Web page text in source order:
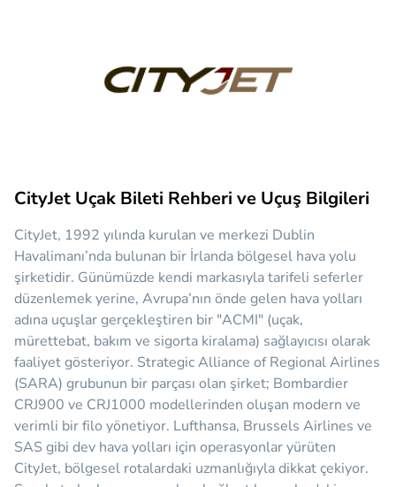
CityJet Uçak Bileti Rehberi ve Uçuş Bilgileri
CityJet, 1992 yılında kurulan ve merkezi Dublin
Havalimanı’nda bulunan bir İrlanda bölgesel hava yolu
şirketidir. Günümüzde kendi markasıyla tarifeli seferler
düzenlemek yerine, Avrupa’nın önde gelen hava yolları
adına uçuşlar gerçekleştiren bir "ACMI" (uçak,
mürettebat, bakım ve sigorta kiralama) sağlayıcısı olarak
faaliyet gösteriyor. Strategic Alliance of Regional Airlines
(SARA) grubunun bir parçası olan şirket; Bombardier
CRJ900 ve CRJ1000 modellerinden oluşan modern ve
verimli bir filo yönetiyor. Lufthansa, Brussels Airlines ve
SAS gibi dev hava yolları için operasyonlar yürüten
CityJet, bölgesel rotalardaki uzmanlığıyla dikkat çekiyor.